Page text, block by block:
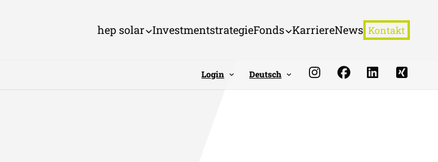
hep solar InvestmentstrategieFonds KarriereNews Kontakt
Login Deutsch